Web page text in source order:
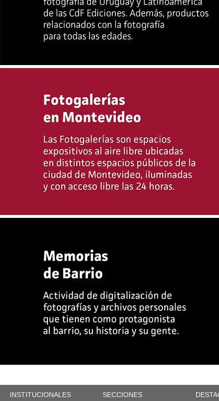
INSTITUCIONALES SECCIONES